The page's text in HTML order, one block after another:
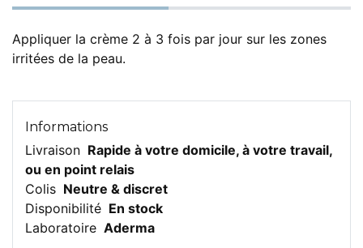
Appliquer la crème 2 à 3 fois par jour sur les zones
irritées de la peau.
Informations
Livraison Rapide à votre domicile, à votre travail,
ou en point relais
Colis Neutre & discret
Disponibilité En stock
Laboratoire Aderma